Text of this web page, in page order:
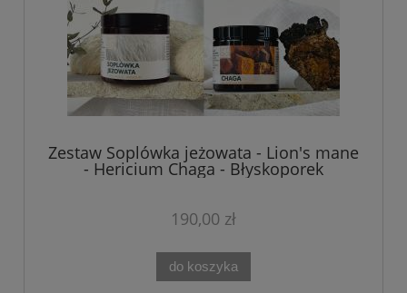
Zestaw Soplówka jeżowata - Lion's mane
- Hericium Chaga - Błyskoporek
podkorowy MYQO 2 x 90 kaps.
190,00 zł
do koszyka